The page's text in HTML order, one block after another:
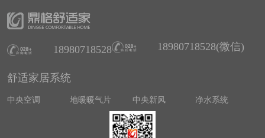
18980718528 18980718528(微信)
舒适家居系统
中央空调 地暖暖气片 中央新风 净水系统